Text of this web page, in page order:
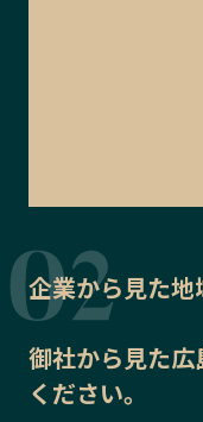
企業から見た地
御社から見た広
ください。